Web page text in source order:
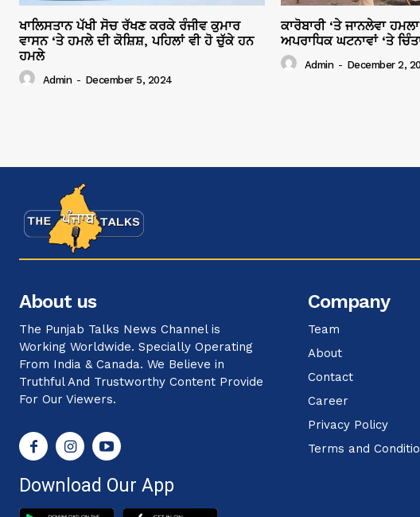
ਖਾਲਿਸਤਾਨ ਪੱਖੀ ਸੋਚ ਰੱਖਣ ਕਰਕੇ ਰੰਜੀਵ ਕੁਮਾਰ
ਵਾਸਨ ‘ਤੇ ਹਮਲੇ ਦੀ ਕੋਸ਼ਿਸ਼, ਪਹਿਲਾਂ ਵੀ ਹੋ ਚੁੱਕੇ ਹਨ
ਹਮਲੇ
Admin - December 5, 2024
ਕਾਰੋਬਾਰੀ ‘ਤੇ ਜਾਨਲੇਵਾ
ਅਪਰਾਧਿਕ ਘਟਨਾਵਾਂ ‘ਤੇ
Admin - December 2,
About us
The Punjab Talks News Channel is
Working Worldwide. Specially Operating
From India & Canada. We Believe in
Truthful And Trustworthy Content Provide
For Our Viewers.
Download Our App
Company
Team
About
Contact
Career
Privacy Policy
Terms and